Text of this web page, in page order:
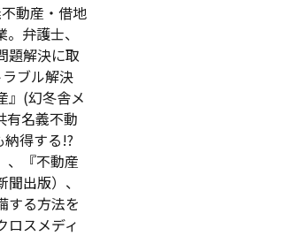
動産・借地
弁護士、
題解決に取
ブル解決
』(幻冬舎メ
有名義不動
得する!?
、『不動産
出版）、
する方法を
ロスメディ